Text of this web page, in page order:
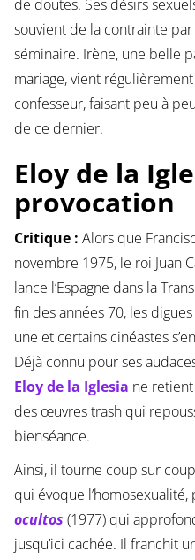
de doutes. Ses désirs
souvient de la contrainte par
séminaire. Irène, une belle
mariage, vient
confesseur, faisant peu à
de ce dernier.
Eloy de la
provocation
Critique : Alors que
novembre 1975, le roi Juan
lance l’Espagne dans la
fin des années 70, les
une et certains cinéastes
Déjà connu pour ses
Eloy de la Iglesia ne
des œuvres trash qui
bienséance.
Ainsi, il tourne coup sur coup
qui évoque l’homosexualité,
ocultos (1977) qui
jusqu’ici cachée. Il franchit